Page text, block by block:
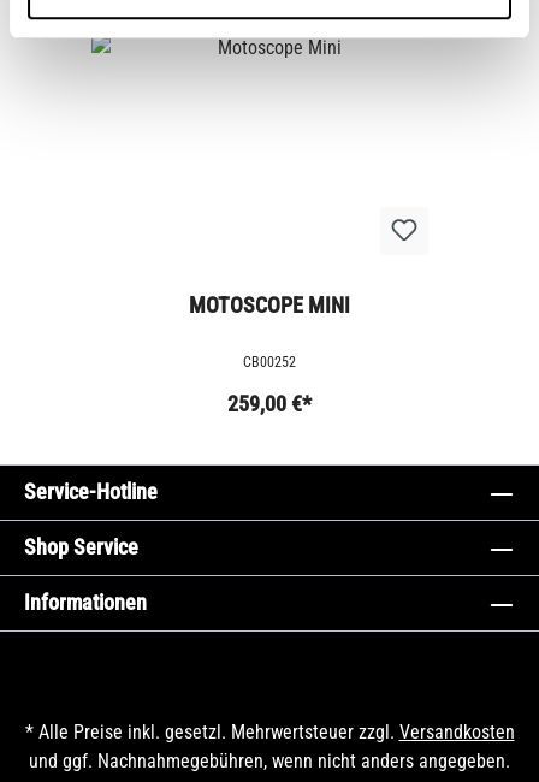
MOTOSCOPE MINI
CB00252
259,00 €*
Service-Hotline
Shop Service
Informationen
* Alle Preise inkl. gesetzl. Mehrwertsteuer zzgl. Versandkosten
und ggf. Nachnahmegebühren, wenn nicht anders angegeben.